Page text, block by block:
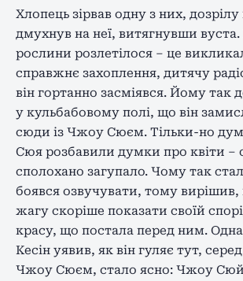
Хлопець зірвав одну з них, дозрілу
дмухнув на неї, витягнувши вуста.
рослини розлетілося – це
справжнє захоплення, дитячу
він гортанно засміявся. Йому так
у кульбабовому полі, що він
сюди із Чжоу Сюєм. Тільки-но
Сюя розбавили думки про квіти –
сполохано загупало. Чому так
боявся озвучувати, тому
жагу скоріше показати своїй
красу, що постала перед ним.
Кесін уявив, як він гуляє тут,
Чжоу Сюєм, стало ясно: Чжоу Сюй